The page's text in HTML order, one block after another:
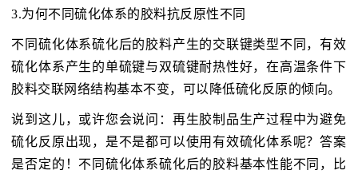
3.为何不同硫化体系的胶料抗反原性不同
不同硫化体系硫化后的胶料产生的交联键类型不同，有效
硫化体系产生的单硫键与双硫键耐热性好，在高温条件下
胶料交联网络结构基本不变，可以降低硫化反原的倾向。
说到这儿，或许您会说问：再生胶制品生产过程中为避免
硫化反原出现，是不是都可以使用有效硫化体系呢？答案
是否定的！不同硫化体系硫化后的胶料基本性能不同，比